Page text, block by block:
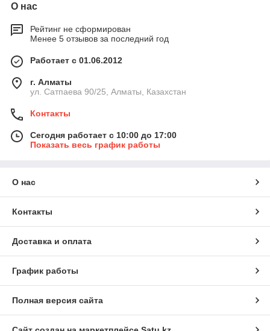
О нас
Рейтинг не сформирован
Менее 5 отзывов за последний год
Работает с 01.06.2012
г. Алматы
ул. Сатпаева 90/25, Алматы, Казахстан
Контакты
Сегодня работает с 10:00 до 17:00
Показать весь график работы
О нас
Контакты
Доставка и оплата
График работы
Полная версия сайта